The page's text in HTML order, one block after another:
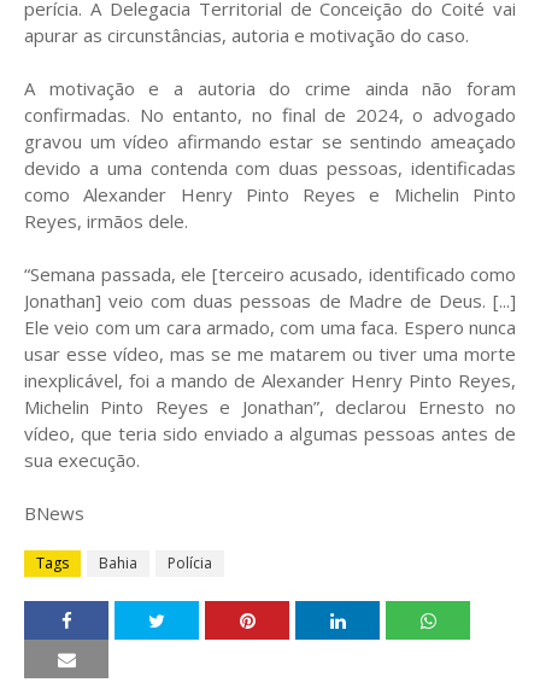
perícia. A Delegacia Territorial de Conceição do Coité vai
apurar as circunstâncias, autoria e motivação do caso.
A motivação e a autoria do crime ainda não foram
confirmadas. No entanto, no final de 2024, o advogado
gravou um vídeo afirmando estar se sentindo ameaçado
devido a uma contenda com duas pessoas, identificadas
como Alexander Henry Pinto Reyes e Michelin Pinto
Reyes, irmãos dele.
“Semana passada, ele [terceiro acusado, identificado como
Jonathan] veio com duas pessoas de Madre de Deus. [...]
Ele veio com um cara armado, com uma faca. Espero nunca
usar esse vídeo, mas se me matarem ou tiver uma morte
inexplicável, foi a mando de Alexander Henry Pinto Reyes,
Michelin Pinto Reyes e Jonathan”, declarou Ernesto no
vídeo, que teria sido enviado a algumas pessoas antes de
sua execução.
BNews
Tags Bahia Polícia